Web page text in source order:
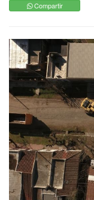
Compartir